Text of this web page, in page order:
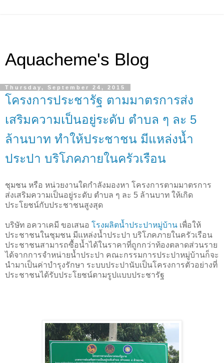
Aquacheme's Blog
Thursday, September 24, 2015
โครงการประชารัฐ ตามมาตรการส่ง
เสริมความเป็นอยู่ระดับ ตำบล ๆ ละ 5
ล้านบาท ทำให้ประชาชน มีแหล่งน้ำ
ประปา บริโภคภายในครัวเรือน
ชุมชน หรือ หน่วยงานใดกำลังมองหา โครงการตามมาตรการ
ส่งเสริมความเป็นอยู่ระดับ ตำบล ๆ ละ 5 ล้านบาท ให้เกิด
ประโยชน์กับประชาชนสูงสุด
บริษัท อควาเคมี ขอเสนอ โรงผลิตน้ำประปาหมู่บ้าน เพื่อให้
ประชาชนในชุมชน มีแหล่งน้ำประปา บริโภคภายในครัวเรือน
ประชาชนสามารถซื้อน้ำได้ในราคาที่ถูกกว่าท้องตลาดส่วนราย
ได้จากการจำหน่ายน้ำประปา คณะกรรมการประปาหมู่บ้านก็จะ
นำมาเป็นค่าบำรุงรักษา ระบบประปานับเป็นโครงการตัวอย่างที่
ประชาชนได้รับประโยชน์ตามรูปแบบประชารัฐ